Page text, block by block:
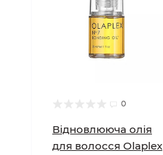
0
Відновлююча олія
для волосся Olaplex